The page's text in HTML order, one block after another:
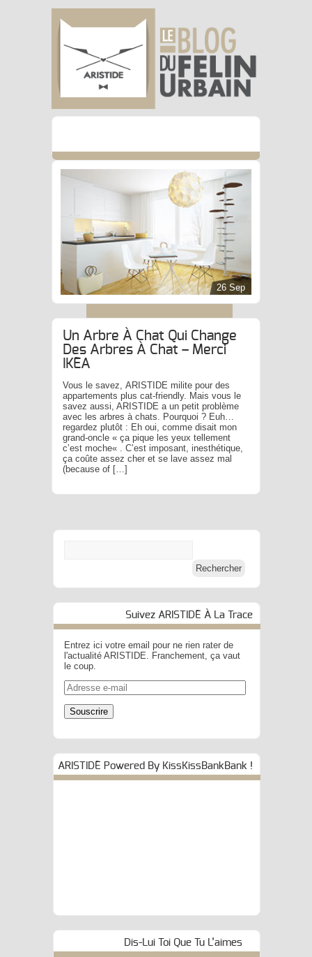
26 Sep
Un Arbre À Chat Qui Change
Des Arbres À Chat – Merci
IKEA
Vous le savez, ARISTIDE milite pour des
appartements plus cat-friendly. Mais vous le
savez aussi, ARISTIDE a un petit problème
avec les arbres à chats. Pourquoi ? Euh…
regardez plutôt : Eh oui, comme disait mon
grand-oncle « ça pique les yeux tellement
c’est moche« . C’est imposant, inesthétique,
ça coûte assez cher et se lave assez mal
(because of […]
Suivez ARISTIDE À La Trace
Entrez ici votre email pour ne rien rater de
l'actualité ARISTIDE. Franchement, ça vaut
le coup.
Adresse
e-
mail
Souscrire
ARISTIDE Powered By KissKissBankBank !
Dis-Lui Toi Que Tu L’aimes